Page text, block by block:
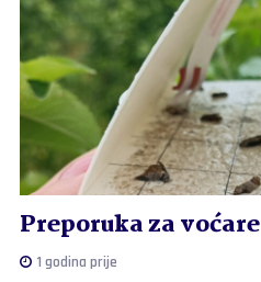
Preporuka za voćare
1 godina prije